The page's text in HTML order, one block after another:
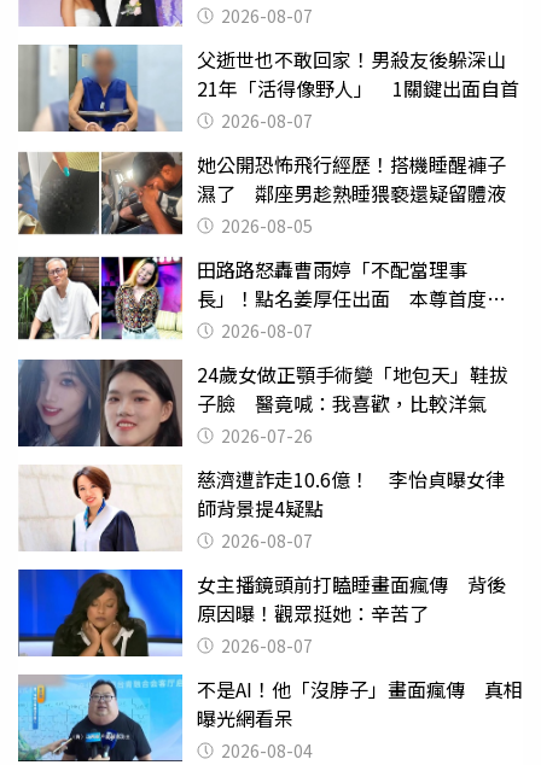
2026-08-07
父逝世也不敢回家！男殺友後躲深山
21年「活得像野人」 1關鍵出面自首
2026-08-07
她公開恐怖飛行經歷！搭機睡醒褲子
濕了 鄰座男趁熟睡猥褻還疑留體液
2026-08-05
田路路怒轟曹雨婷「不配當理事
長」！點名姜厚任出面 本尊首度回
應了2026-08-07
24歲女做正顎手術變「地包天」鞋拔
子臉 醫竟喊：我喜歡，比較洋氣
2026-07-26
慈濟遭詐走10.6億！ 李怡貞曝女律
師背景提4疑點
2026-08-07
女主播鏡頭前打瞌睡畫面瘋傳 背後
原因曝！觀眾挺她：辛苦了
2026-08-07
不是AI！他「沒脖子」畫面瘋傳 真相
曝光網看呆
2026-08-04